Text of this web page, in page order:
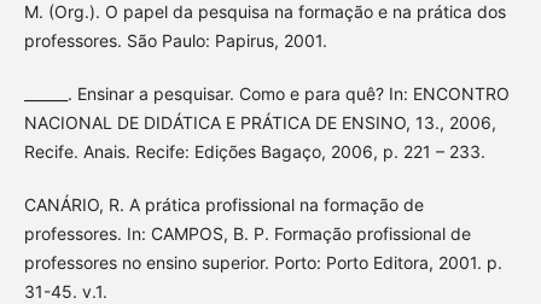
M. (Org.). O papel da pesquisa na formação e na prática dos
professores. São Paulo: Papirus, 2001.
______. Ensinar a pesquisar. Como e para quê? In: ENCONTRO
NACIONAL DE DIDÁTICA E PRÁTICA DE ENSINO, 13., 2006,
Recife. Anais. Recife: Edições Bagaço, 2006, p. 221 – 233.
CANÁRIO, R. A prática profissional na formação de
professores. In: CAMPOS, B. P. Formação profissional de
professores no ensino superior. Porto: Porto Editora, 2001. p.
31-45. v.1.